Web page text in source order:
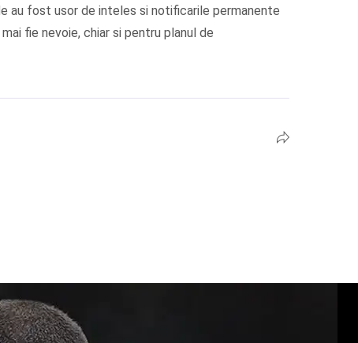
au fost usor de inteles si notificarile permanente
fie nevoie, chiar si pentru planul de